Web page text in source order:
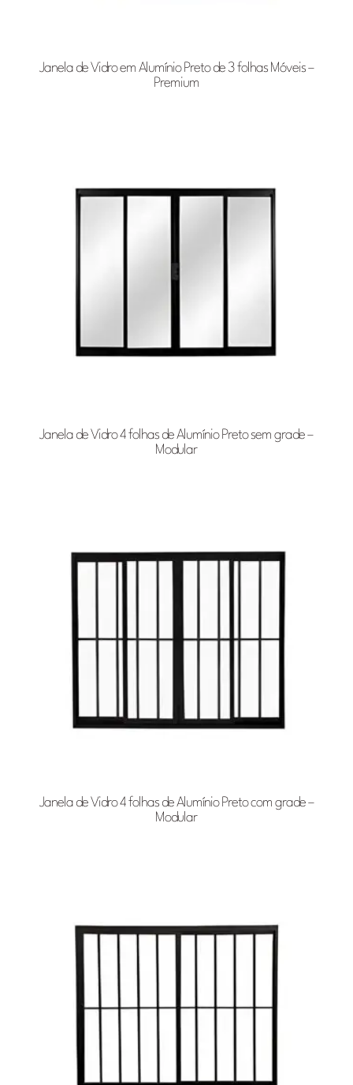
Janela de Vidro em Alumínio Preto de 3 folhas Móveis –
Premium
Janela de Vidro 4 folhas de Alumínio Preto sem grade –
Modular
Janela de Vidro 4 folhas de Alumínio Preto com grade –
Modular